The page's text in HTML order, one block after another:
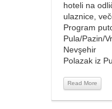
hoteli na
ulaznice,
Program
Pula/Pazin/
Nevşehir
Polazak iz
Read More